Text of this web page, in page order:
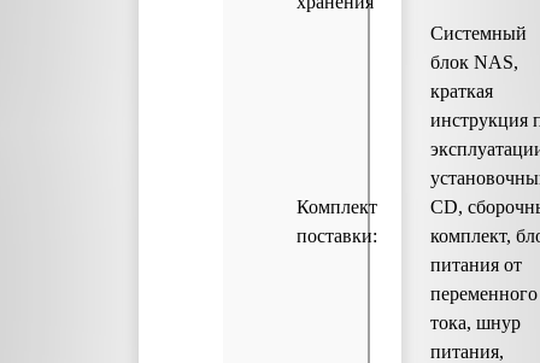
Комплект
поставки:
Системный
блок NAS,
краткая
инструкция
CD,
комплект,
питания от
переменного
тока, шнур
питания,